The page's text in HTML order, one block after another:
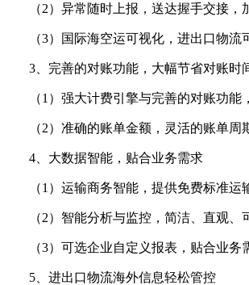
（2）异常随时上报，送达握手交接，
（3）国际海空运可视化，进出口物流
3、完善的对账功能，大幅节省对账时
（1）强大计费引擎与完善的对账功
（2）准确的账单金额，灵活的账单周
4、大数据智能，贴合业务需求
（1）运输商务智能，提供免费标准运
（2）智能分析与监控，简洁、直观、
（3）可选企业自定义报表，贴合业务
5、进出口物流海外信息轻松管控